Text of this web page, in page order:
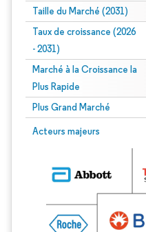
Taille du Marché (2031)
Taux de croissance (2026
- 2031)
Marché à la Croissance la
Plus Rapide
Plus Grand Marché
Acteurs majeurs
Image © Mordor Intelligence.